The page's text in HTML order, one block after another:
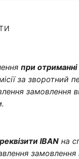
при отриманні
за зворотний
замовлення
реквізити IBAN на
замовлення